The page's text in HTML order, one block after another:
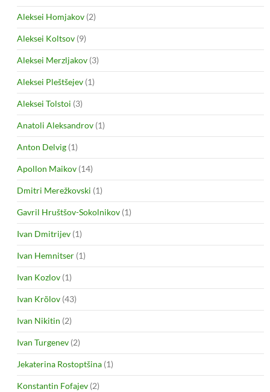
Aleksei Homjakov (2)
Aleksei Koltsov (9)
Aleksei Merzljakov (3)
Aleksei Pleštšejev (1)
Aleksei Tolstoi (3)
Anatoli Aleksandrov (1)
Anton Delvig (1)
Apollon Maikov (14)
Dmitri Merežkovski (1)
Gavril Hruštšov-Sokolnikov (1)
Ivan Dmitrijev (1)
Ivan Hemnitser (1)
Ivan Kozlov (1)
Ivan Krõlov (43)
Ivan Nikitin (2)
Ivan Turgenev (2)
Jekaterina Rostoptšina (1)
Konstantin Fofajev (2)